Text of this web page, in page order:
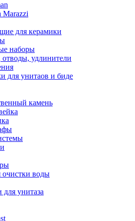
Marazzi
для керамики
наборы
удлинители
для унитаов и биде
камень
воды
унитаза